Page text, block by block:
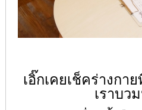
เอิ๊กเคยเช็คร่างกา
เราบว